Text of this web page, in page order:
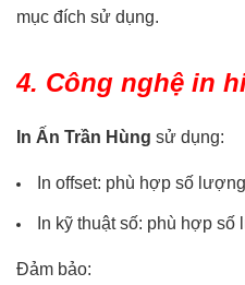
mục đích sử dụng.
4. Công nghệ in
In Ấn Trần Hùng sử dụng:
In offset: phù hợp số
In kỹ thuật số: phù hợp
Đảm bảo: